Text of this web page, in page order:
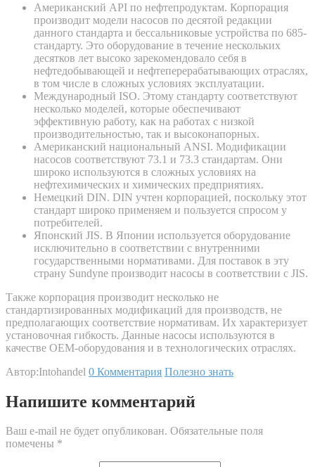
Американский API по нефтепродуктам. Корпорация
производит модели насосов по десятой редакции
данного стандарта и бессальниковые устройства по 685-
стандарту. Это оборудование в течение нескольких
десятков лет высоко зарекомендовало себя в
нефтедобывающей и нефтеперерабатывающих отраслях,
в том числе в сложных условиях эксплуатации.
Международный ISO. Этому стандарту соответствуют
несколько моделей, которые обеспечивают
эффективную работу, как на работах с низкой
производительностью, так и высоконапорных.
Американский национальный ANSI. Модификации
насосов соответствуют 73.1 и 73.3 стандартам. Они
широко используются в сложных условиях на
нефтехимических и химических предприятиях.
Немецкий DIN. DIN учтен корпорацией, поскольку этот
стандарт широко применяем и пользуется спросом у
потребителей.
Японский JIS. В Японии используется оборудование
исключительно в соответствии с внутренними
государственными нормативами. Для поставок в эту
страну Sundyne производит насосы в соответствии с JIS.
Также корпорация производит несколько не
стандартизированных модификаций для производств, не
предполагающих соответствие нормативам. Их характеризует
установочная гибкость. Данные насосы используются в
качестве OEM-оборудования и в технологических отраслях.
Автор:Intohandel 0 Комментария Полезно знать
Напишите комментарий
Ваш e-mail не будет опубликован. Обязательные поля
помечены *